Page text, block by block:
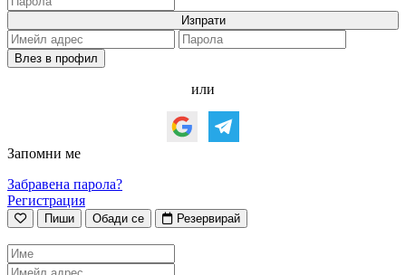
или
Запомни ме
Забравена парола?
Регистрация
Пиши Обади се Резервирай